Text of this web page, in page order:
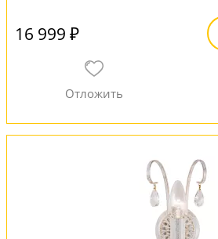
16 999 ₽